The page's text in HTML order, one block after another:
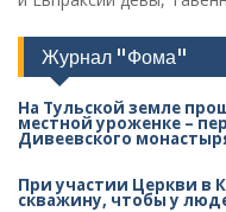
Журнал "Фома"
На Тульской земле
местной уроженке –
Дивеевского
При участии Церкви в
скважину, чтобы у